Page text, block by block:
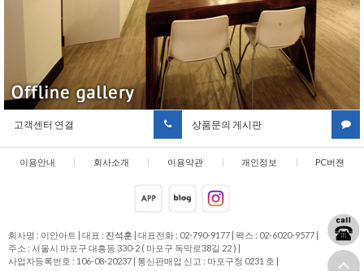
고객센터 연결 상품문의 게시판
이용안내 회사소개 이용약관 개인정보 PC버젼
회사명 : 이안아트 대표 : 진석훈 대표전화 : 02-790-9177 팩스 : 02-6020-9577
주소 : 서울시 마포구 대흥동 330-2 ( 마포구 독막로38길 22 )
사업자등록번호 : 106-08-20237
통신판매업 신고 : 마포구청 0231 호